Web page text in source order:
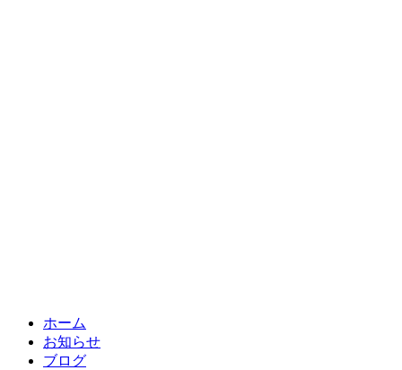
ホーム
お知らせ
ブログ